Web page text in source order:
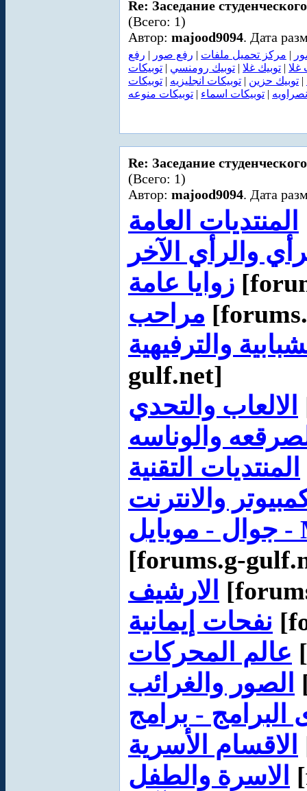
Re: Заседание
(Всего: 1)
Автор: majood9094. Дата
| مركز تحميل ملفات | رفع صور | رفع
غلا | توبيك غلا | توبيك رومنسي | توبيكات
| توبيك حزين | توبيكات انجليزيه | توبيكات
| توبيكات اسماء | توبيكات منوعه
Re: Заседание
(Всего: 1)
Автор: majood9094. Дата
المنتديات العامة
والرأي الآخر
زوايا عامة
مراحب
والترفيهية
gulf.net]
الالعاب والتحدي
والوناسه
المنتديات التقنية
والانترنت
[forums.g-
الارشيف
نفحات إيمانية
عالم المحركات
الصور والغرائب
الاقسام الأسرية
الاسرة والطفل